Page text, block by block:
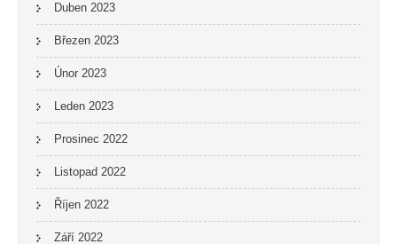
Duben 2023
Březen 2023
Únor 2023
Leden 2023
Prosinec 2022
Listopad 2022
Říjen 2022
Září 2022